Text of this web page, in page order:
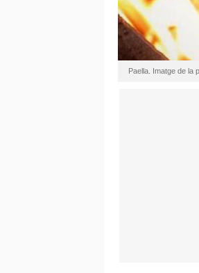
Paella. Imatge de la